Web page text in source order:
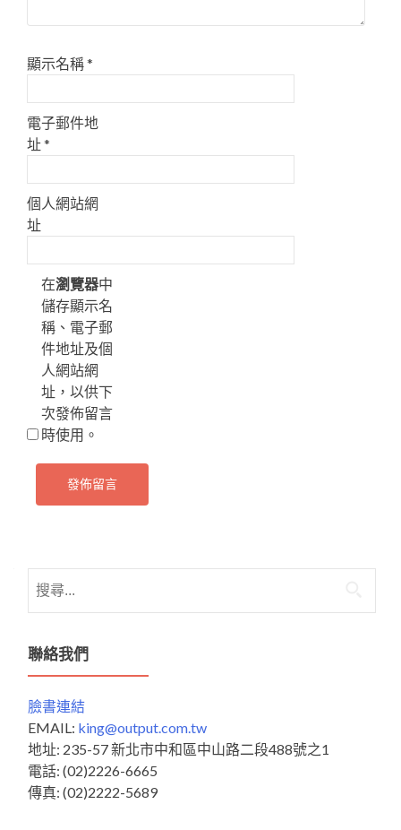
顯示名稱*
電子郵件地
址*
個人網站網
址
在瀏覽器中
儲存顯示名
稱、電子郵
件地址及個
人網站網
址，以供下
次發佈留言
時使用。
尋
鍵
字:
聯絡我們
臉書連結
EMAIL: king@output.com.tw
地址: 235-57 新北市中和區中山路二段488號之1
電話: (02)2226-6665
傳真: (02)2222-5689